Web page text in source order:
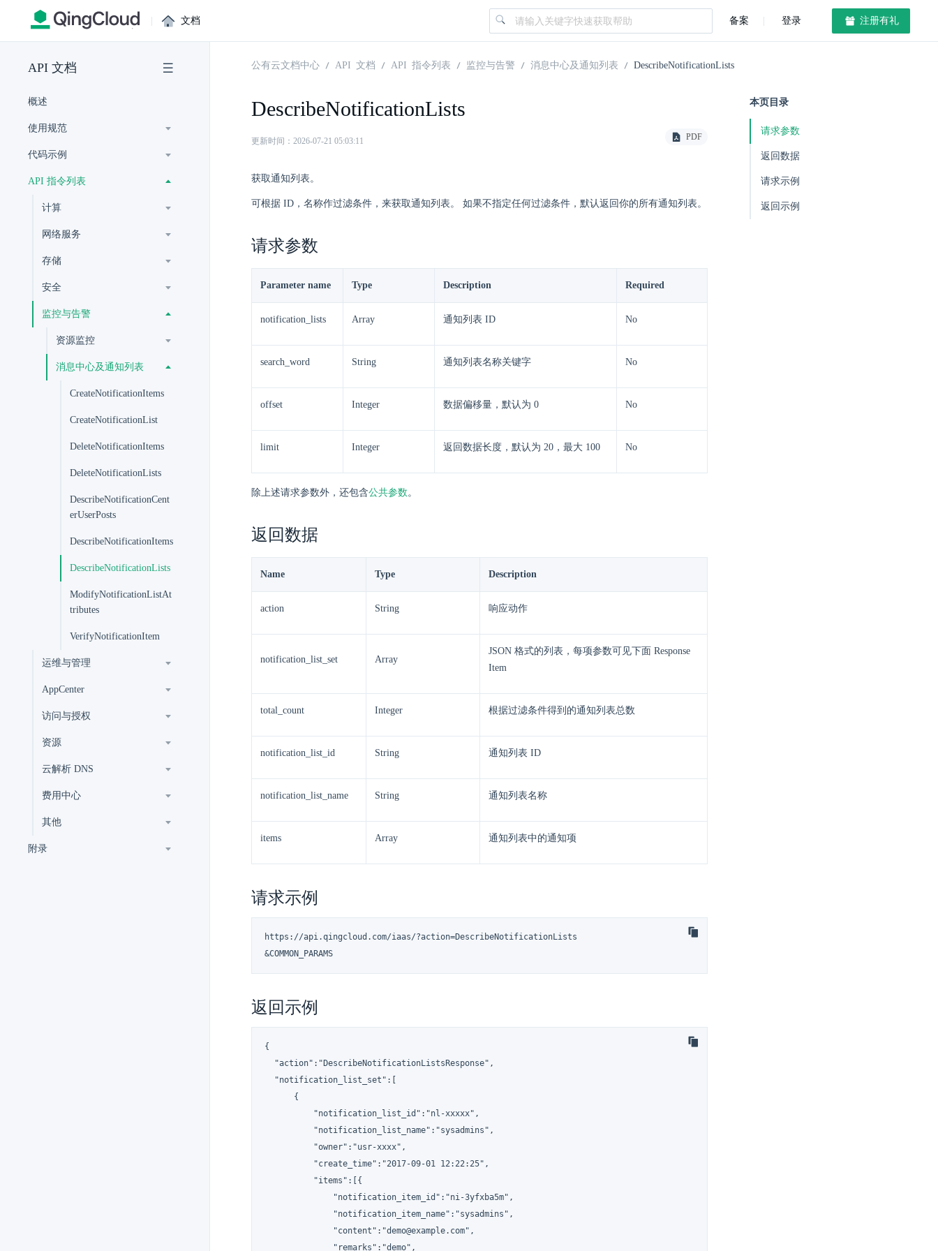
| 文档 备案 登录 注册有礼
API 文档
概述
使用规范
代码示例
API 指令列表
计算
网络服务
存储
安全
监控与告警
资源监控
消息中心及通知列表
CreateNotificationItems
CreateNotificationList
DeleteNotificationItems
DeleteNotificationLists
DescribeNotificationCent
erUserPosts
DescribeNotificationItems
DescribeNotificationLists
ModifyNotificationListAt
tributes
VerifyNotificationItem
运维与管理
AppCenter
访问与授权
资源
云解析 DNS
费用中心
其他
附录
公有云文档中心 API 文档 API 指令列表 监控与告警 消息中心及通知列表 DescribeNotificationLists
DescribeNotificationLists
更新时间：2026-07-21 05:03:11 PDF
获取通知列表。
可根据 ID，名称作过滤条件，来获取通知列表。 如果不指定任何过滤条件，默认返回你的所有通知列表。
请求参数
Parameter name Type Description Required
notification_lists Array 通知列表 ID No
search_word String 通知列表名称关键字 No
offset Integer 数据偏移量，默认为 0 No
limit Integer 返回数据长度，默认为 20，最大 100 No
除上述请求参数外，还包含公共参数。
返回数据
Name Type Description
action String 响应动作
notification_list_set Array
JSON 格式的列表，每项参数可见下面 Response
Item
total_count Integer 根据过滤条件得到的通知列表总数
notification_list_id String 通知列表 ID
notification_list_name String 通知列表名称
items Array 通知列表中的通知项
请求示例
https://api.qingcloud.com/iaas/?action=DescribeNotificationLists
&COMMON_PARAMS
返回示例
{
  "action":"DescribeNotificationListsResponse",
  "notification_list_set":[
      {
          "notification_list_id":"nl-xxxxx",
          "notification_list_name":"sysadmins",
          "owner":"usr-xxxx",
          "create_time":"2017-09-01 12:22:25",
          "items":[{
              "notification_item_id":"ni-3yfxba5m",
              "notification_item_name":"sysadmins",
              "content":"demo@example.com",
              "remarks":"demo",
本页目录
请求参数
返回数据
请求示例
返回示例